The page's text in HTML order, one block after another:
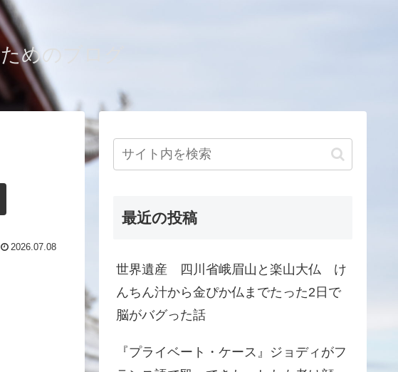
めのブログ
2026.07.08
最近の投稿
世界遺産 四川省峨眉山と楽山大仏 け
んちん汁から金ぴか仏までたった2日で
脳がバグった話
『プライベート・ケース』ジョディがフ